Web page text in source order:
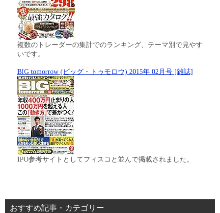
複数のトレーダーの集計でのランキング、テーマ別で見やす
いです。
BIG tomorrow (ビッグ・トゥモロウ) 2015年 02月号 [雑誌]
IPO参考サイトとしてフィスコと並んで掲載されました。
おすすめ記事・カテゴリー